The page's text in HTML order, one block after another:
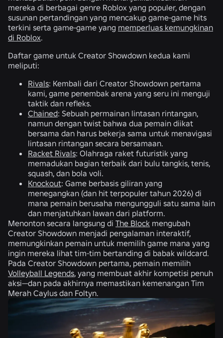
mereka di berbagai genre Roblox yang populer, dengan
susunan pertandingan yang mencakup game-game hits
terkini serta game-game yang memperluas kemungkinan
di Roblox.
Daftar game untuk Creator Showdown kedua kami
meliputi:
Rivals: Kembali dari Creator Showdown pertama
kami, game penembak arena yang seru ini menguji
taktik dan refleks.
Chained: Sebuah permainan lintasan rintangan,
namun dengan twist bahwa dua pemain diikat
bersama dan harus bekerja sama untuk menavigasi
lintasan rintangan secara bersamaan.
Racket Rivals: Olahraga raket futuristik yang
memadukan bagian terbaik dari bulu tangkis, tenis,
squash, dan bola voli.
Knockout: Game berbasis giliran yang
menegangkan (dan hit terpopuler tahun 2026) di
mana pemain berusaha mengungguli satu sama lain
dan menjatuhkan lawan dari platform.
Menonton secara langsung di The Block mengubah
Creator Showdown menjadi pengalaman interaktif,
memungkinkan pemain untuk memilih game mana yang
ingin mereka lihat tim-tim bertanding di babak wildcard.
Pada Creator Showdown pertama, pemain memilih
Volleyball Legends, yang membuat akhir kompetisi penuh
aksi—dan pada akhirnya memastikan kemenangan Tim
Merah Caylus dan Foltyn.